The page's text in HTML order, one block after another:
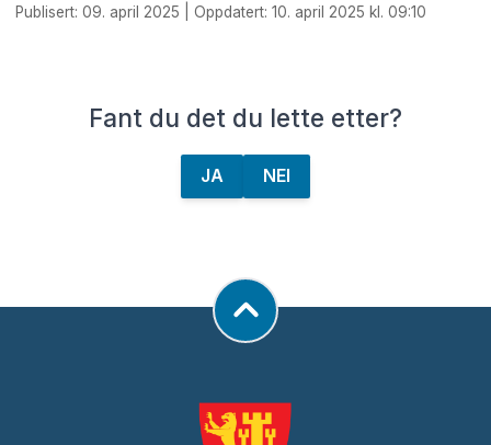
Publisert: 09. april 2025 | Oppdatert: 10. april 2025 kl. 09:10
Fant du det du lette etter?
JA NEI